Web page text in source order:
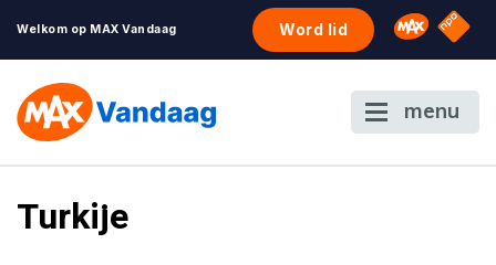
Welkom op MAX Vandaag Word lid Omroep
NPO
menu
Turkije